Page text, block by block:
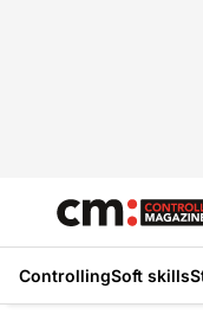
ControllingSoft skills